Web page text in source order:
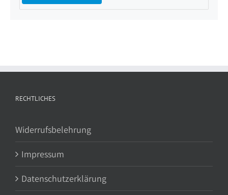
RECHTLICHES
Widerrufsbelehrung
Impressum
Datenschutzerklärung